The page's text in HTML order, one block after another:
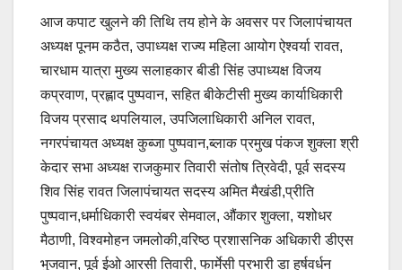
आज कपाट खुलने की तिथि तय होने के अवसर पर जिलापंचायत
अध्यक्ष पूनम कठैत, उपाध्यक्ष राज्य महिला आयोग ऐश्वर्या रावत,
चारधाम यात्रा मुख्य सलाहकार बीडी सिंह उपाध्यक्ष विजय
कप्रवाण, प्रह्लाद पुष्पवान, सहित बीकेटीसी मुख्य कार्याधिकारी
विजय प्रसाद थपलियाल, उपजिलाधिकारी अनिल रावत,
नगरपंचायत अध्यक्ष कुब्जा पुष्पवान,ब्लाक प्रमुख पंकज शुक्ला श्री
केदार सभा अध्यक्ष राजकुमार तिवारी संतोष त्रिवेदी, पूर्व सदस्य
शिव सिंह रावत जिलापंचायत सदस्य अमित मैखंडी,प्रीति
पुष्पवान,धर्माधिकारी स्वयंबर सेमवाल, औंकार शुक्ला, यशोधर
मैठाणी, विश्वमोहन जमलोकी,वरिष्ठ प्रशासनिक अधिकारी डीएस
भुजवान, पूर्व ईओ आरसी तिवारी, फार्मेसी प्रभारी डा हर्षवर्धन